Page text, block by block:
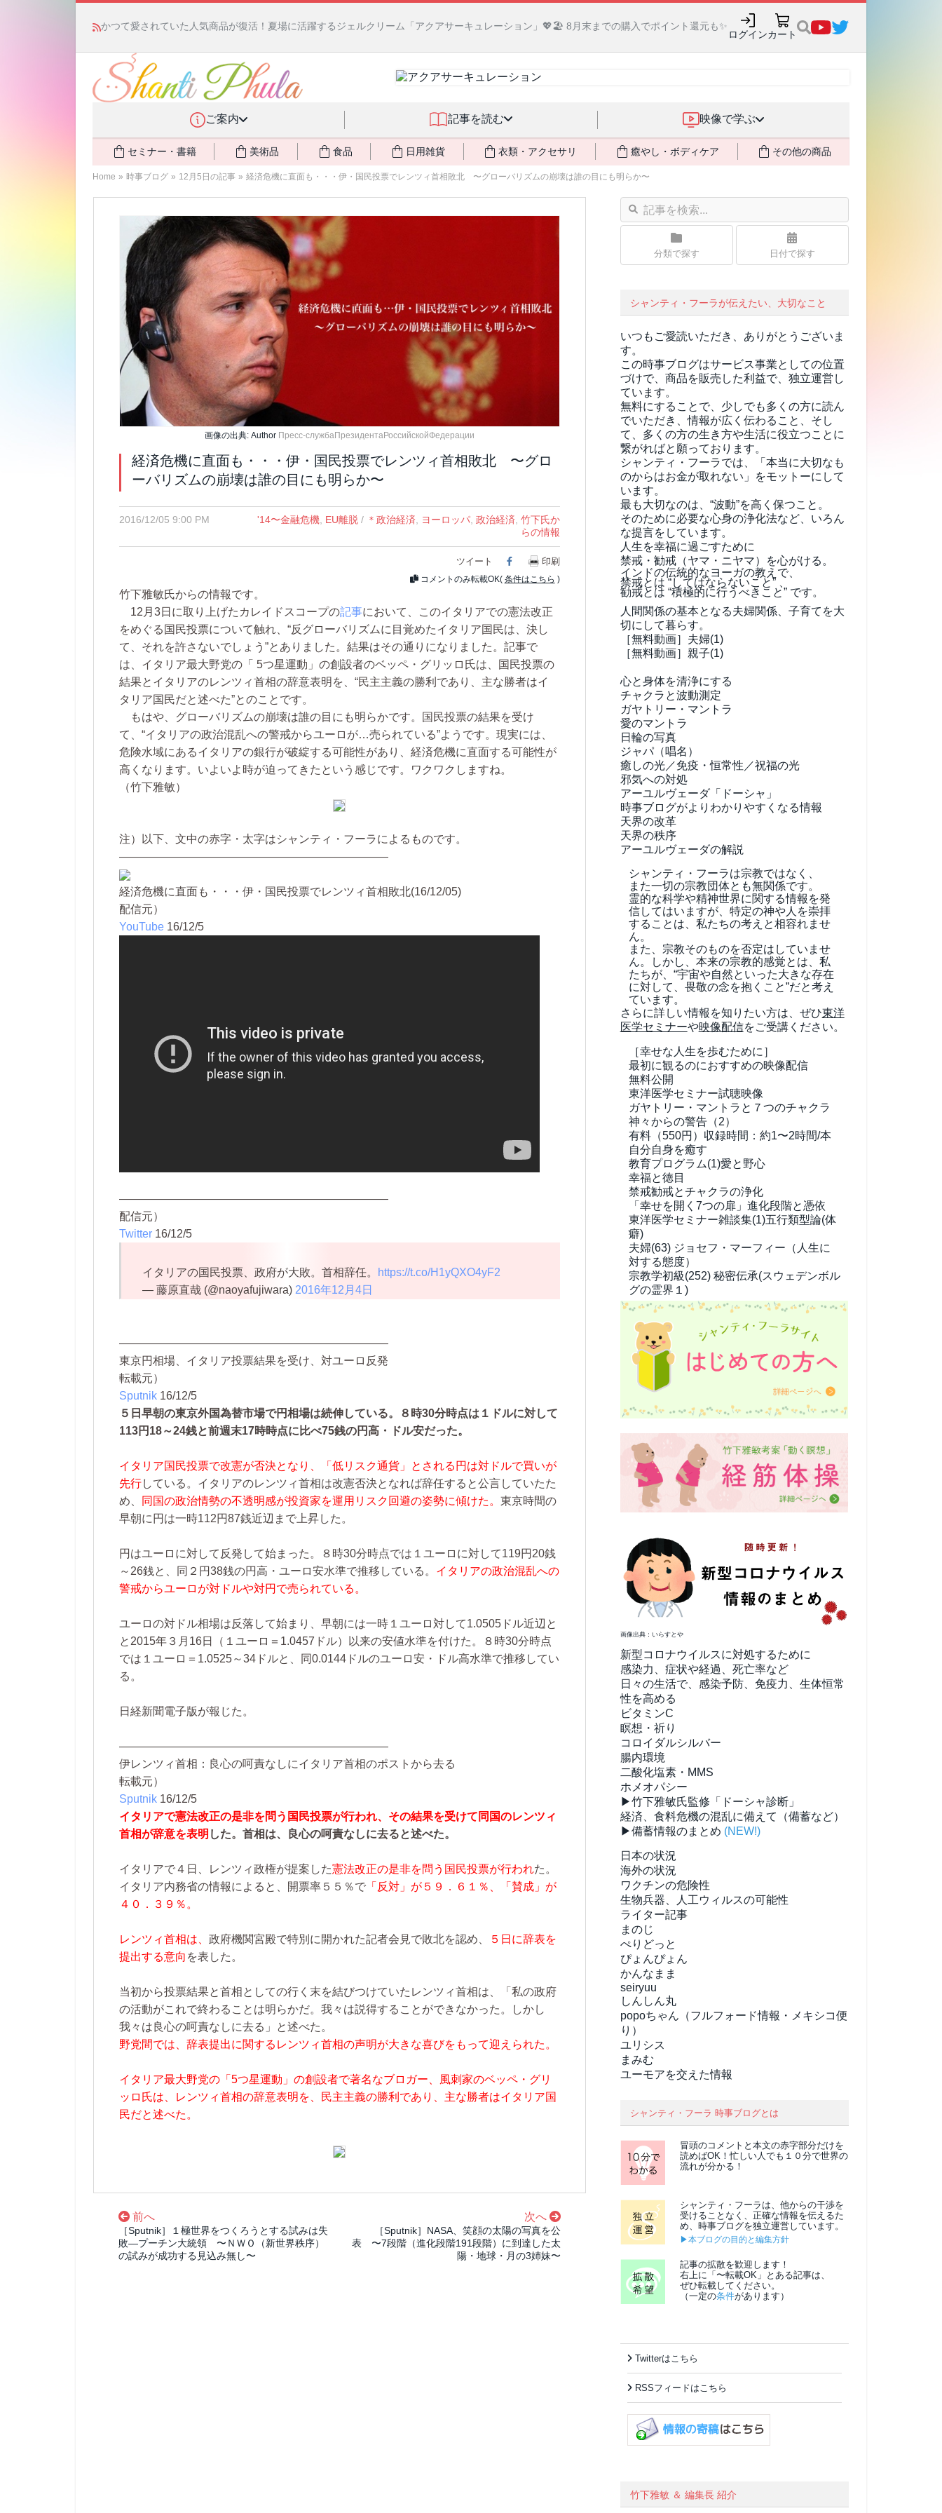
かつて愛されていた人気商品が復活！夏場に活躍するジェルクリーム「アクアサーキュレーション」💖🏖️ 8月末までの購入でポイント還元も✨
ログインカート
ご案内 記事を読む 映像で学ぶ
セミナー・書籍 美術品 食品 日用雑貨 衣類・アクセサリ 癒やし・ボディケア その他の商品
Home » 時事ブログ » 12月5日の記事 » 経済危機に直面も・・・伊・国民投票でレンツィ首相敗北 〜グローバリズムの崩壊は誰の目にも明らか〜
画像の出典: Author Пресс-службаПрезидентаРоссийскойФедерации
経済危機に直面も・・・伊・国民投票でレンツィ首相敗北 〜グロ
ーバリズムの崩壊は誰の目にも明らか〜
2016/12/05 9:00 PM '14〜金融危機 EU離脱/ ＊政治経済 ヨーロッパ, 政治経済 竹下氏か
らの情報
ツイート Facebook
印刷
コメントのみ転載OK( 条件はこちら )
竹下雅敏氏からの情報です。
12月3日に取り上げたカレイドスコープの記事において、このイタリアでの憲法改正
をめぐる国民投票について触れ、“反グローバリズムに目覚めたイタリア国民は、決し
て、それを許さないでしょう”とありました。結果はその通りになりました。記事で
は、イタリア最大野党の「 5つ星運動」の創設者のベッペ・グリッロ氏は、国民投票の
結果とイタリアのレンツィ首相の辞意表明を、“民主主義の勝利であり、主な勝者はイ
タリア国民だと述べた”とのことです。
もはや、グローバリズムの崩壊は誰の目にも明らかです。国民投票の結果を受け
て、“イタリアの政治混乱への警戒からユーロが…売られている”ようです。現実には、
危険水域にあるイタリアの銀行が破綻する可能性があり、経済危機に直面する可能性が
高くなります。いよいよ時が迫ってきたという感じです。ワクワクしますね。
（竹下雅敏）
注）以下、文中の赤字・太字はシャンティ・フーラによるものです。
――――――――――――――――――――――――
経済危機に直面も・・・伊・国民投票でレンツィ首相敗北(16/12/05)
配信元）
YouTube 16/12/5
――――――――――――――――――――――――
配信元）
Twitter 16/12/5
イタリアの国民投票、政府が大敗。首相辞任。
https://t.co/H1yQXO4yF2
— 藤原直哉 (@naoyafujiwara) 2016年12月4日
――――――――――――――――――――――――
東京円相場、イタリア投票結果を受け、対ユーロ反発
転載元）
Sputnik 16/12/5
５日早朝の東京外国為替市場で円相場は続伸している。８時30分時点は１ドルに対して
113円18～24銭と前週末17時時点に比べ75銭の円高・ドル安だった。
イタリア国民投票で改憲が否決となり、「低リスク通貨」とされる円は対ドルで買いが
先行している。イタリアのレンツィ首相は改憲否決となれば辞任すると公言していたた
め、
同国の政治情勢の不透明感が投資家を運用リスク回避の姿勢に傾けた。 東京時間の
早朝に円は一時112円87銭近辺まで上昇した。
円はユーロに対して反発して始まった。８時30分時点では１ユーロに対して119円20銭
～26銭と、同２円38銭の円高・ユーロ安水準で推移している。 イタリアの政治混乱への
警戒からユーロが対ドルや対円で売られている。
ユーロの対ドル相場は反落して始まり、早朝には一時１ユーロ対して1.0505ドル近辺と
と2015年３月16日（１ユーロ＝1.0457ドル）以来の安値水準を付けた。８時30分時点
では１ユーロ＝1.0525～34ドルと、同0.0144ドルのユーロ安・ドル高水準で推移してい
る。
日経新聞電子版が報じた。
――――――――――――――――――――――――
伊レンツィ首相：良心の呵責なしにイタリア首相のポストから去る
転載元）
Sputnik 16/12/5
イタリアで憲法改正の是非を問う国民投票が行われ、その結果を受けて同国のレンツィ
首相が辞意を表明 した。首相は、良心の呵責なしに去ると述べた。
イタリアで４日、レンツィ政権が提案した憲法改正の是非を問う国民投票が行われた。
イタリア内務省の情報によると、開票率５５％で 「反対」が５９．６１％、「賛成」が
４０．３９％。
レンツィ首相は、 政府機関宮殿で特別に開かれた記者会見で敗北を認め、
５日に辞表を
提出する意向 を表した。
当初から投票結果と首相としての行く末を結びつけていたレンツィ首相は、「私の政府
の活動がこれで終わることは明らかだ。我々は説得することができなかった。しかし
我々は良心の呵責なしに去る」と述べた。
野党間では、辞表提出に関するレンツィ首相の声明が大きな喜びをもって迎えられた。
イタリア最大野党の「5つ星運動」の創設者で著名なブロガー、風刺家のベッペ・グリ
ッロ氏は、レンツィ首相の辞意表明を、民主主義の勝利であり、主な勝者はイタリア国
民だと述べた。
前へ
［Sputnik］１極世界をつくろうとする試みは失
敗―プーチン大統領 〜ＮＷＯ（新世界秩序）
の試みが成功する見込み無し〜
次へ
［Sputnik］NASA、笑顔の太陽の写真を公
表 〜7段階（進化段階191段階）に到達した太
陽・地球・月の3姉妹〜
分類で探す 日付で探す
シャンティ・フーラが伝えたい、大切なこと
いつもご愛読いただき、ありがとうございま
す。
この時事ブログはサービス事業としての位置
づけで、商品を販売した利益で、独立運営し
ています。
無料にすることで、少しでも多くの方に読ん
でいただき、情報が広く伝わること、そし
て、 多くの方の生き方や生活に役立つことに
繋がればと願っております。
シャンティ・フーラでは、「本当に大切なも
のからはお金が取れない」をモットーにして
います。
最も大切なのは、“波動”を高く保つこと。
そのために必要な心身の浄化法など、いろん
な提言をしています。
人生を幸福に過ごすために
禁戒・勧戒（ヤマ・ニヤマ）を心がける。
インドの伝統的なヨーガの教えで、
禁戒とは “してはならないこと” 、
勧戒とは “積極的に行うべきこと” です。
人間関係の基本となる夫婦関係、子育てを大
切にして暮らす。
［無料動画］夫婦(1)
［無料動画］親子(1)
心と身体を清浄にする
チャクラと波動測定
ガヤトリー・マントラ
愛のマントラ
日輪の写真
ジャパ（唱名）
癒しの光／免疫・恒常性／祝福の光
邪気への対処
アーユルヴェーダ「ドーシャ」
時事ブログがよりわかりやすくなる情報
天界の改革
天界の秩序
アーユルヴェーダの解説
シャンティ・フーラは宗教ではなく、
また一切の宗教団体とも無関係です。
霊的な科学や精神世界に関する情報を発
信してはいますが、特定の神や人を崇拝
することは、私たちの考えと相容れませ
ん。
また、宗教そのものを否定はしていませ
ん。しかし、本来の宗教的感覚とは、私
たちが、“宇宙や自然といった大きな存在
に対して、畏敬の念を抱くこと”だと考え
ています。
さらに詳しい情報を知りたい方は、ぜひ東洋
医学セミナーや映像配信をご受講ください。
［幸せな人生を歩むために］
最初に観るのにおすすめの映像配信
無料公開
東洋医学セミナー試聴映像
ガヤトリー・マントラと７つのチャクラ
神々からの警告（2）
有料（550円） 収録時間：約1〜2時間/本
自分自身を癒す
教育プログラム(1)愛と野心
幸福と徳目
禁戒勧戒とチャクラの浄化
「幸せを開く7つの扉」進化段階と憑依
東洋医学セミナー雑談集(1)五行類型論(体
癖)
夫婦(63) ジョセフ・マーフィー（人生に
対する態度）
宗教学初級(252) 秘密伝承(スウェデンボル
グの霊界１)
画像出典：いらすとや
新型コロナウイルスに対処するために
感染力、症状や経過、死亡率など
日々の生活で、感染予防、免疫力、生体恒常
性を高める
ビタミンC
瞑想・祈り
コロイダルシルバー
腸内環境
二酸化塩素・MMS
ホメオパシー
▶竹下雅敏氏監修「ドーシャ診断」
経済、食料危機の混乱に備えて（備蓄など）
▶備蓄情報のまとめ (NEW!)
日本の状況
海外の状況
ワクチンの危険性
生物兵器、人工ウィルスの可能性
ライター記事
まのじ
ぺりどっと
ぴょんぴょん
かんなまま
seiryuu
しんしん丸
popoちゃん（フルフォード情報・メキシコ便
り）
ユリシス
まみむ
ユーモアを交えた情報
シャンティ・フーラ 時事ブログとは
冒頭のコメントと本文の赤字部分だけを
読めばOK！忙しい人でも１０分で世界の
流れが分かる！
シャンティ・フーラは、他からの干渉を
受けることなく、正確な情報を伝えるた
め、時事ブログを独立運営しています。
▶本ブログの目的と編集方針
記事の拡散を歓迎します！
右上に「〜転載OK」とある記事は、
ぜひ転載してください。
（一定の条件があります）
Twitterはこちら
RSSフィードはこちら
竹下雅敏 ＆ 編集長 紹介